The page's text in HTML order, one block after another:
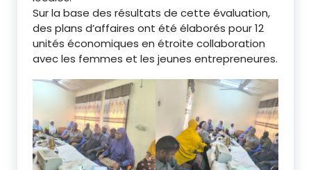
Sur la base des résultats de cette évaluation,
des plans d’affaires ont été élaborés pour 12
unités économiques en étroite collaboration
avec les femmes et les jeunes entrepreneures.